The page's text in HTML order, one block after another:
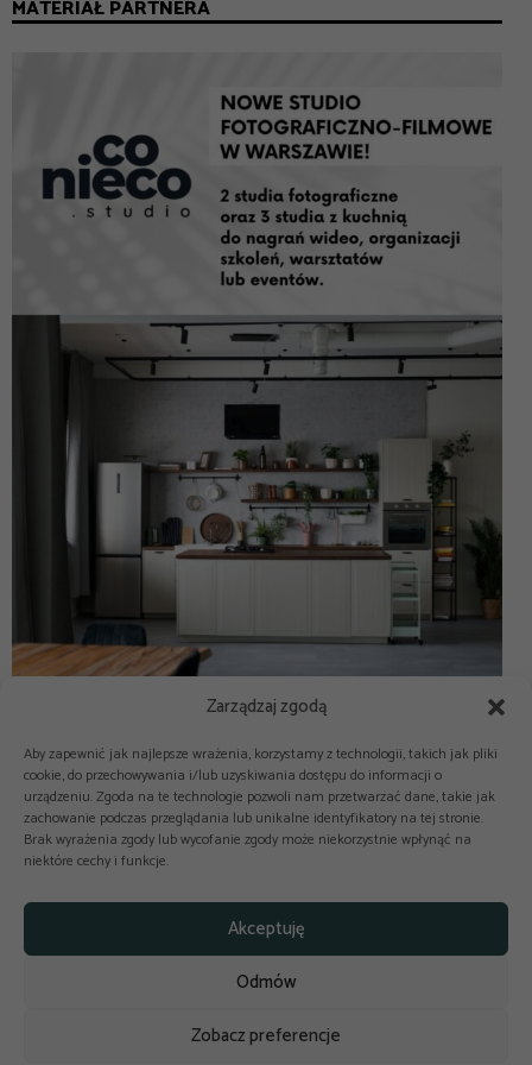
Zarządzaj zgodą
Aby zapewnić jak najlepsze wrażenia, korzystamy z technologii, takich jak pliki
cookie, do przechowywania i/lub uzyskiwania dostępu do informacji o
urządzeniu. Zgoda na te technologie pozwoli nam przetwarzać dane, takie jak
zachowanie podczas przeglądania lub unikalne identyfikatory na tej stronie.
Brak wyrażenia zgody lub wycofanie zgody może niekorzystnie wpłynąć na
niektóre cechy i funkcje.
Akceptuję
Odmów
Zobacz preferencje
MATERIAŁ PARTNERA
Copyright © 2025-2026 odkuchni.co
Polityka prywatności
Regulamin
Reklama
Polityka cookies